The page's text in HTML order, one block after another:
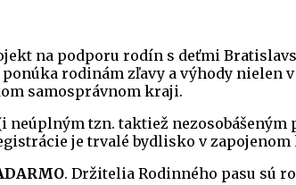
na podporu rodín s deťmi
rodinám zľavy a výhody
samosprávnom kraji.
neúplným tzn. taktiež
je trvalé bydlisko v zapojenom
. Držitelia Rodinného pasu sú